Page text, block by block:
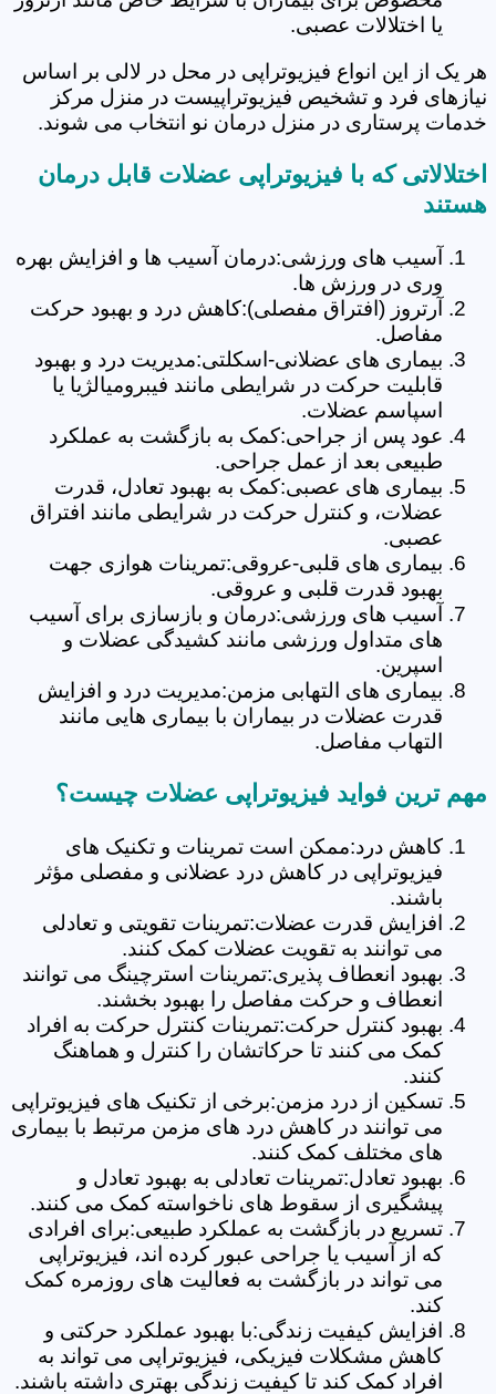
یا اختلالات عصبی.
هر یک از این انواع فیزیوتراپی در محل در لالی بر اساس
نیازهای فرد و تشخیص فیزیوتراپیست در منزل مرکز
خدمات پرستاری در منزل درمان نو انتخاب می شوند.
اختلالاتی که با فیزیوتراپی عضلات قابل درمان
هستند
آسیب های ورزشی:درمان آسیب ها و افزایش بهره
وری در ورزش ها.
آرتروز (افتراق مفصلی):کاهش درد و بهبود حرکت
مفاصل.
بیماری های عضلانی-اسکلتی:مدیریت درد و بهبود
قابلیت حرکت در شرایطی مانند فیبرومیالژیا یا
اسپاسم عضلات.
عود پس از جراحی:کمک به بازگشت به عملکرد
طبیعی بعد از عمل جراحی.
بیماری های عصبی:کمک به بهبود تعادل، قدرت
عضلات، و کنترل حرکت در شرایطی مانند افتراق
عصبی.
بیماری های قلبی-عروقی:تمرینات هوازی جهت
بهبود قدرت قلبی و عروقی.
آسیب های ورزشی:درمان و بازسازی برای آسیب
های متداول ورزشی مانند کشیدگی عضلات و
اسپرین.
بیماری های التهابی مزمن:مدیریت درد و افزایش
قدرت عضلات در بیماران با بیماری هایی مانند
التهاب مفاصل.
مهم ترین فواید فیزیوتراپی عضلات چیست؟
کاهش درد:ممکن است تمرینات و تکنیک های
فیزیوتراپی در کاهش درد عضلانی و مفصلی مؤثر
باشند.
افزایش قدرت عضلات:تمرینات تقویتی و تعادلی
می توانند به تقویت عضلات کمک کنند.
بهبود انعطاف پذیری:تمرینات استرچینگ می توانند
انعطاف و حرکت مفاصل را بهبود بخشند.
بهبود کنترل حرکت:تمرینات کنترل حرکت به افراد
کمک می کنند تا حرکاتشان را کنترل و هماهنگ
کنند.
تسکین از درد مزمن:برخی از تکنیک های فیزیوتراپی
می توانند در کاهش درد های مزمن مرتبط با بیماری
های مختلف کمک کنند.
بهبود تعادل:تمرینات تعادلی به بهبود تعادل و
پیشگیری از سقوط های ناخواسته کمک می کنند.
تسریع در بازگشت به عملکرد طبیعی:برای افرادی
که از آسیب یا جراحی عبور کرده اند، فیزیوتراپی
می تواند در بازگشت به فعالیت های روزمره کمک
کند.
افزایش کیفیت زندگی:با بهبود عملکرد حرکتی و
کاهش مشکلات فیزیکی، فیزیوتراپی می تواند به
افراد کمک کند تا کیفیت زندگی بهتری داشته باشند.